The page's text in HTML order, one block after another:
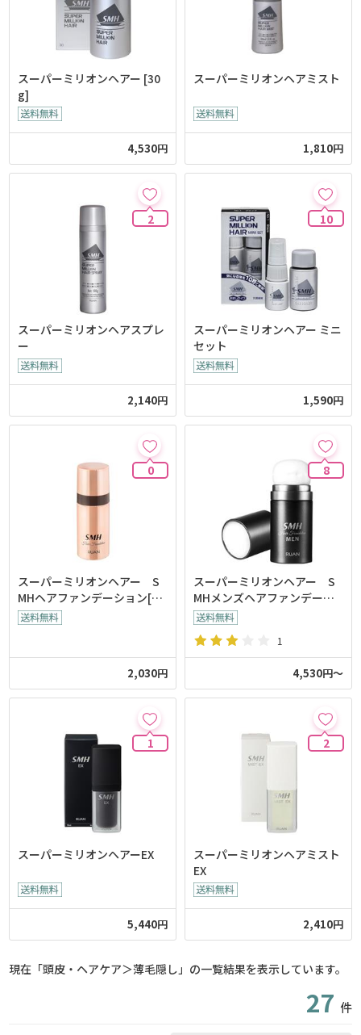
スーパーミリオンヘアー [30
g]
4,530円
スーパーミリオンヘアミスト
1,810円
2
スーパーミリオンヘアスプレ
ー
2,140円
10
スーパーミリオンヘアー ミニ
セット
1,590円
0
スーパーミリオンヘアー S
MHヘアファンデーション[3
g]
2,030円
8
スーパーミリオンヘアー S
MHメンズヘアファンデーシ
ョン[20g]
1
4,530円～
1
スーパーミリオンヘアーEX
5,440円
2
スーパーミリオンヘアミスト
EX
2,410円
現在「頭皮・ヘアケア＞薄毛隠し」の一覧結果を表示しています。
27 件